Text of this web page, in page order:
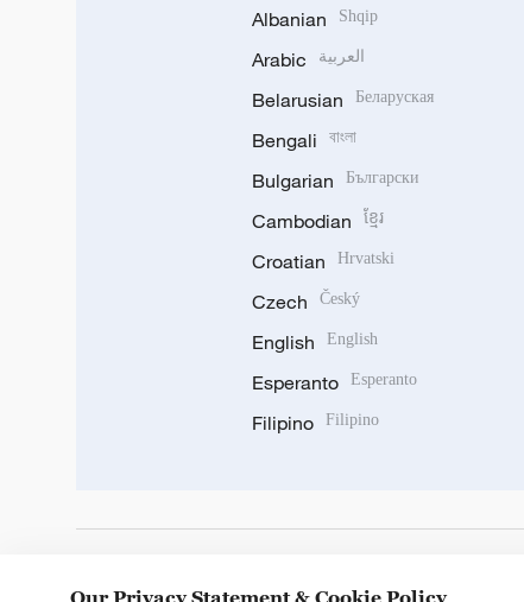
Albanian Shqip
Arabic العربية
Belarusian Беларуская
Bengali বাংলা
Bulgarian Български
Cambodian ខ្មែរ
Croatian Hrvatski
Czech Český
English English
Esperanto Esperanto
Filipino Filipino
Our Privacy Statement & Cookie Policy